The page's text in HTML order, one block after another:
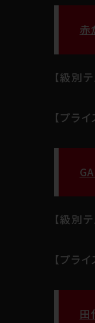
赤
【級
【プラ
【級
【プ
田